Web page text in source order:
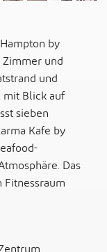
by
und
und
Blick auf
sieben
Kafe by
Das